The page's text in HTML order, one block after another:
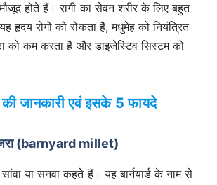
होते हैं। रागी का सेवन शरीर के लिए बहुत
हृदय रोगों को रोकता है, मधुमेह को नियंत्रित
को कम करता है और डाइजेस्टिव सिस्टम को
की जानकारी एवं इसके 5 फायदे
(barnyard millet)
में सांवा या सनवा कहते हैं। यह बार्नयार्ड के नाम से